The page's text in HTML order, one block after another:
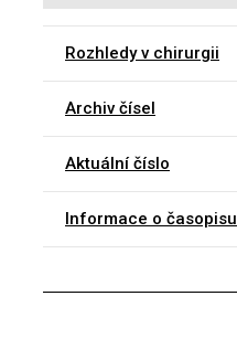
Rozhledy v chirurgii
Archiv čísel
Aktuální číslo
Informace o časopisu